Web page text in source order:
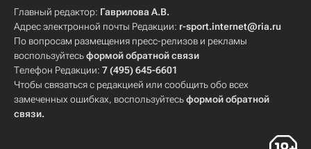
Главный редактор: Гаврилова А.В.
Адрес электронной почты Редакции: r-sport.internet@ria.ru
По вопросам размещения пресс-релизов и рекламы
воспользуйтесьформой обратной связи
Телефон Редакции: 7 (495) 645-6601
Чтобы связаться с редакцией или сообщить обо всех
замеченных ошибках, воспользуйтесьформой обратной
связи.